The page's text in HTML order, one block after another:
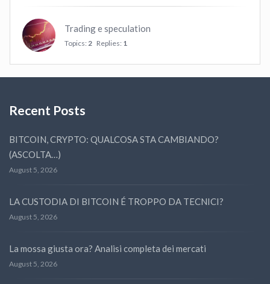
Trading e speculation
Topics: 2 Replies: 1
Recent Posts
BITCOIN, CRYPTO: QUALCOSA STA CAMBIANDO?
(ASCOLTA…)
August 5, 2026
LA CUSTODIA DI BITCOIN É TROPPO DA TECNICI?
August 5, 2026
La mossa giusta ora? Analisi completa dei mercati
August 5, 2026